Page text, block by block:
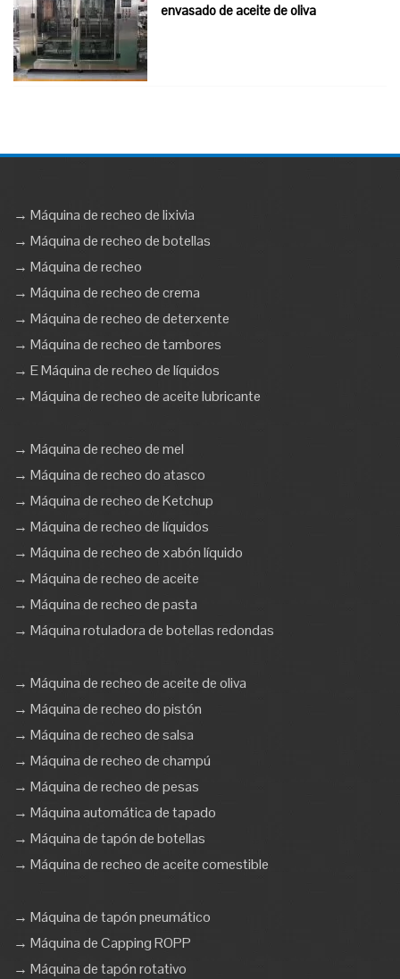
envasado de aceite de oliva
→ Máquina de recheo de lixivia
→ Máquina de recheo de botellas
→ Máquina de recheo
→ Máquina de recheo de crema
→ Máquina de recheo de deterxente
→ Máquina de recheo de tambores
→ E Máquina de recheo de líquidos
→ Máquina de recheo de aceite lubricante
→ Máquina de recheo de mel
→ Máquina de recheo do atasco
→ Máquina de recheo de Ketchup
→ Máquina de recheo de líquidos
→ Máquina de recheo de xabón líquido
→ Máquina de recheo de aceite
→ Máquina de recheo de pasta
→ Máquina rotuladora de botellas redondas
→ Máquina de recheo de aceite de oliva
→ Máquina de recheo do pistón
→ Máquina de recheo de salsa
→ Máquina de recheo de champú
→ Máquina de recheo de pesas
→ Máquina automática de tapado
→ Máquina de tapón de botellas
→ Máquina de recheo de aceite comestible
→ Máquina de tapón pneumático
→ Máquina de Capping ROPP
→ Máquina de tapón rotativo